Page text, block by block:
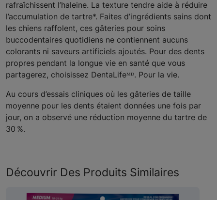
rafraîchissent l’haleine. La texture tendre aide à réduire
l’accumulation de tartre*. Faites d’ingrédients sains dont
les chiens raffolent, ces gâteries pour soins
buccodentaires quotidiens ne contiennent aucuns
colorants ni saveurs artificiels ajoutés. Pour des dents
propres pendant la longue vie en santé que vous
partagerez, choisissez DentaLifeᴹᴰ. Pour la vie.
Au cours d’essais cliniques où les gâteries de taille
moyenne pour les dents étaient données une fois par
jour, on a observé une réduction moyenne du tartre de
30 %.
Découvrir Des Produits Similaires